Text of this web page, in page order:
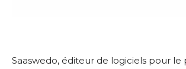
Saaswedo, éditeur de logiciels pour le